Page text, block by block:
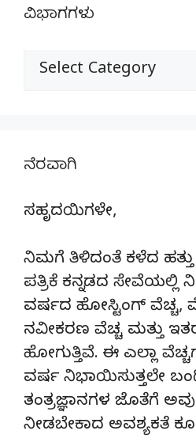
ವಿಭಾಗಗಳು
ವಿಭಾಗಗಳು
ನೆರವಾಗಿ
ಸಹೃದಯಿಗಳೇ,
ನಿಮಗೆ ತಿಳಿದಂತೆ ಕಳೆದ
ಪತ್ರಿಕೆ ಕನ್ನಡದ ಸೇವೆಯಲ್ಲಿ
ವರ್ಷದ ಹೋಸ್ಟಿಂಗ್‌
ನವೀಕರಣ ವೆಚ್ಚ ಮತ್ತು
ಹೋಗುತ್ತಿವೆ. ಈ ಎಲ್ಲಾ
ವರ್ಷ ನಿಭಾಯಿಸುತ್ತಲೇ
ತಂತ್ರಜ್ಞಾನಗಳ ಜೊತೆಗೆ
ನೀಡಬೇಕಾದ ಅವಶ್ಯಕತೆ